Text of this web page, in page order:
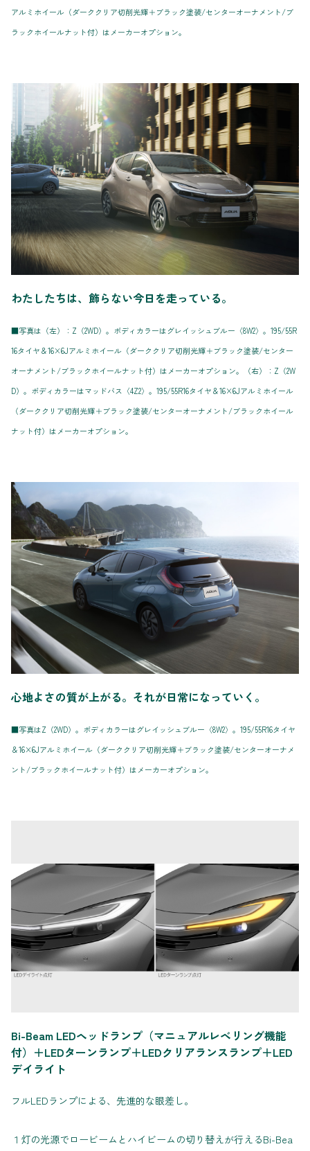
アルミホイール（ダーククリア切削光輝＋ブラック塗装/センターオーナメント/ブ
ラックホイールナット付）はメーカーオプション。
わたしたちは、飾らない今日を走っている。
■写真は（左）：Z（2WD）。ボディカラーはグレイッシュブルー〈8W2〉。195/55R
16タイヤ＆16×6Jアルミホイール（ダーククリア切削光輝＋ブラック塗装/センター
オーナメント/ブラックホイールナット付）はメーカーオプション。（右）：Z（2W
D）。ボディカラーはマッドバス〈4Z2〉。195/55R16タイヤ＆16×6Jアルミホイール
（ダーククリア切削光輝＋ブラック塗装/センターオーナメント/ブラックホイール
ナット付）はメーカーオプション。
心地よさの質が上がる。それが日常になっていく。
■写真はZ（2WD）。ボディカラーはグレイッシュブルー〈8W2〉。195/55R16タイヤ
＆16×6Jアルミホイール（ダーククリア切削光輝＋ブラック塗装/センターオーナメ
ント/ブラックホイールナット付）はメーカーオプション。
Bi-Beam LEDヘッドランプ（マニュアルレベリング機能
付）＋LEDターンランプ＋LEDクリアランスランプ＋LED
デイライト
フルLEDランプによる、先進的な眼差し。
１灯の光源でロービームとハイビームの切り替えが行えるBi-Bea